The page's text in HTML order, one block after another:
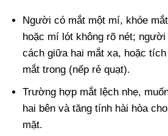
Người có mắt một mí, khóe
hoặc mí lót không rõ nét;
cách giữa hai mắt xa, hoặc
mắt trong (nếp rẻ quạt).
Trường hợp mắt lệch nhẹ,
hai bên và tăng tính hài hòa
mặt.